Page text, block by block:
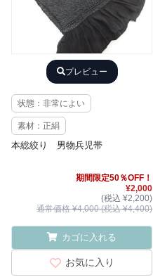
プレビュー
状態：非常によい
素材：正絹
本総絞り 男物兵児帯
期間限定50％OFF！
¥2,000
(税込 ¥2,200)
通常価格 ¥4,000 (税込 ¥4,400)
カゴに入れる
お気に入り